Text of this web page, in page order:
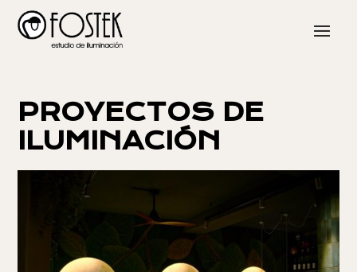
PROYECTOS DE
ILUMINACIÓN